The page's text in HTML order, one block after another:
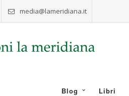
media@lameridiana.it
Blog Libri